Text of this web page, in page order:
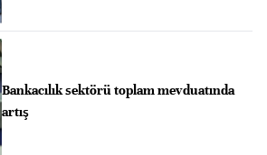
Bankacılık sektörü toplam mevduatında
artış